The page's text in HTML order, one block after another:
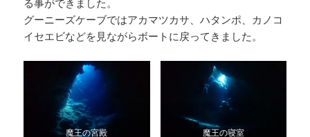
る事ができました。
グーニーズケーブではアカマツカサ、ハタンポ、カノコ
イセエビなどを見ながらボートに戻ってきました。
魔王の宮殿 魔王の寝室